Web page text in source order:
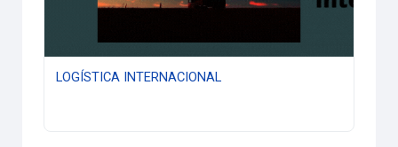
LOGÍSTICA INTERNACIONAL